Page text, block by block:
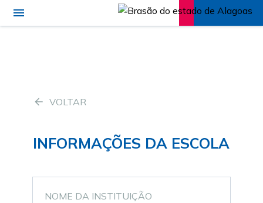
VOLTAR
INFORMAÇÕES DA ESCOLA
NOME DA INSTITUIÇÃO